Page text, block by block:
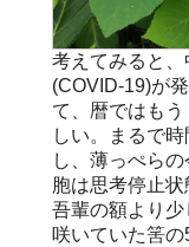
考えてみると
(COVID-19)が
て、暦ではも
しい。まるで
し、薄っぺら
胞は思考停止状
吾輩の額より
咲いていた筈